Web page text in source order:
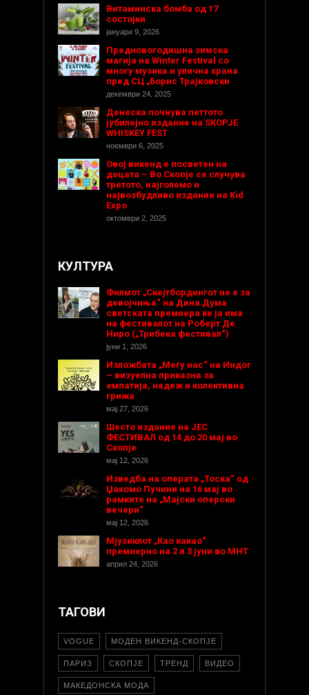
Витаминска бомба од 17
состојки
јануари 9, 2026
Предновогодишнa зимска
магија на Winter Festival со
многу музика и улична храна
пред СЦ „Борис Трајковски
декември 24, 2025
Денеска почнува петтото
јубилејно издание на SKOPJE
WHISKEY FEST
ноември 6, 2025
Овој викенд е посветен на
децата – Во Скопје се случува
третото, најголемо и
највозбудливо издание на Kid
Expo
октомври 2, 2025
КУЛТУРА
Филмот „Скејтбордингот не е за
девојчиња“ на Дина Дума
светската премиера ќе ја има
на фестивалот на Роберт Де
Ниро („Трибека фестивал“)
јуни 1, 2026
Изложбата „Меѓу нас“ на Индог
– визуелна приказна за
емпатија, надеж и колективна
грижа
мај 27, 2026
Шесто издание на ЈЕС
ФЕСТИВАЛ од 14 до 20 мај во
Скопје
мај 12, 2026
Изведба на операта „Тоска“ од
Џакомо Пучини на 16 мај во
рамките на „Мајски оперски
вечери“
мај 12, 2026
Мјузиклот „Као какао“
премиерно на 2 и 3 јуни во МНТ
април 24, 2026
ТАГОВИ
VOGUE МОДЕН ВИКЕНД-СКОПЈЕ
ПАРИЗ СКОПЈЕ ТРЕНД ВИДЕО
МАКЕДОНСКА МОДА